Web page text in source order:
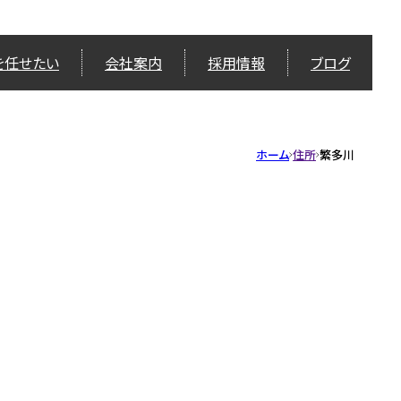
せたい 会社案内 採用情報 ブログ
ホーム 住所 繁多川